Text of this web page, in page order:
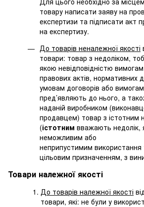
товару написати заяву на
експертизи та підписати акт
на експертизу.
До товарів неналежної якості
товари: товар з недоліком,
якою невідповідністю
правових актів, нормативних
умовам договорів або
пред’являють до нього, а
наданій виробником
продавцем) товар з істотним
(істотним вважають недолік,
неможливим або
неприпустимим використання
цільовим призначенням, з
Товари належної якості
До товарів належної якості
товари, які: не були у